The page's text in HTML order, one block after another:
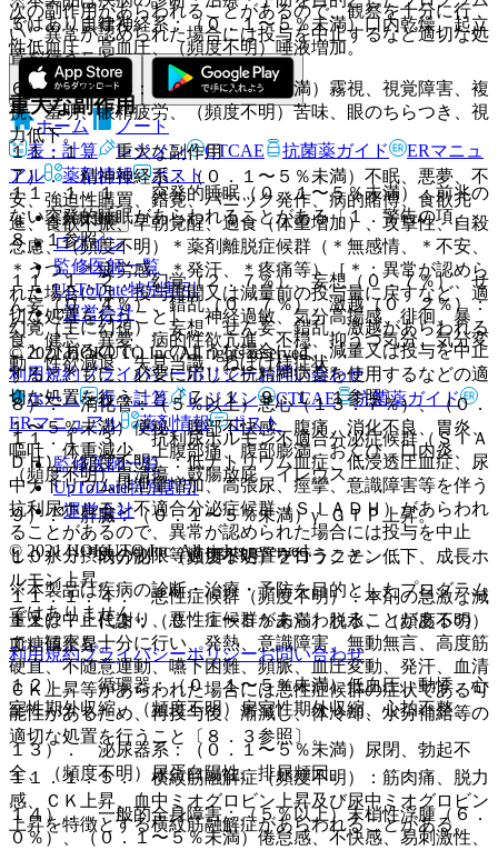
５）． 自律神経系：（０．１〜５％未満）口内乾燥、起立
性低血圧、高血圧、（頻度不明）唾液増加。
６）． 感覚器：（０．１〜５％未満）霧視、視覚障害、複
視、羞明、眼精疲労、（頻度不明）苦味、眼のちらつき、視
力低下。
７）． 精神神経系：（０．１〜５％未満）不眠、悪夢、不
安、強迫性購買、錯覚、パニック発作、病的賭博、食欲亢
進、食欲不振、早朝覚醒、過食（体重増加）、攻撃性、自殺
念慮、（頻度不明）＊薬剤離脱症候群（＊無感情、＊不安、
＊うつ、＊疲労感、＊発汗、＊疼痛等）［＊：異常が認めら
れた場合には、投与再開又は減量前の投与量に戻すなど、適
切な処置を行うこと］、神経過敏、気分高揚感、徘徊、暴
食、健忘、異夢、病的性欲亢進、不穏、抑うつ気分、気分変
動、性欲減退、失見当識、ねぼけ様症状。
８）． 消化管：（５％以上）悪心（１３．７％）、（０．
１〜５％未満）便秘、腹部不快感、腹痛、消化不良、胃炎、
嘔吐、体重減少、上腹部痛、腹部膨満、おくび、口内炎、
（頻度不明）胃潰瘍、鼓腸放屁、イレウス。
９）． 肝臓：（０．１〜５％未満）γ−ＧＴＰ上昇。
１０）． 内分泌：（頻度不明）プロラクチン低下、成長ホ
ルモン上昇。
１１）． 代謝：（０．１〜５％未満）脱水、（頻度不明）
血糖値上昇。
１２）． 循環器：（０．１〜５％未満）低血圧、動悸、心
室性期外収縮、（頻度不明）房室性期外収縮、心拍不整。
１３）． 泌尿器系：（０．１〜５％未満）尿閉、勃起不
全、（頻度不明）尿蛋白陽性、排尿頻回。
１４）． 一般的全身障害：（５％以上）末梢性浮腫（６．
０％）、（０．１〜５％未満）倦怠感、不快感、易刺激性、
次の副作用があらわれることがあるので、観察を十分に行
い、異常が認められた場合には投与を中止するなど適切な処
置を行うこと。
重大な副作用
１１．１． 重大な副作用
１１．１．１． 突発的睡眠（０．１〜５％未満）：前兆の
ない突発的睡眠があらわれることがある〔１．警告の項、
８．１参照〕。
１１．１．２． 幻覚（２．７％）、妄想（０．７％）、せ
ん妄（０．４％）、錯乱（０．７％）、激越（０．２％）：
幻覚（主に幻視）、妄想、せん妄、錯乱、激越があらわれる
ことがあるので、このような場合には、減量又は投与を中止
するとともに、必要に応じて抗精神病薬を使用するなどの適
切な処置を行うこと〔７．１、９．１．１参照〕。
１１．１．３． 抗利尿ホルモン不適合分泌症候群（ＳＩＡ
ＤＨ）（頻度不明）：低ナトリウム血症、低浸透圧血症、尿
中ナトリウム排泄量増加、高張尿、痙攣、意識障害等を伴う
抗利尿ホルモン不適合分泌症候群（ＳＩＡＤＨ）があらわれ
ることがあるので、異常が認められた場合には投与を中止
し、水分摂取の制限等適切な処置を行うこと。
１１．１．４． 悪性症候群（頻度不明）：本剤の急激な減
量又は中止により、悪性症候群があらわれることがあるの
で、観察を十分に行い、発熱、意識障害、無動無言、高度筋
硬直、不随意運動、嚥下困難、頻脈、血圧変動、発汗、血清
ＣＫ上昇等があらわれた場合には悪性症候群の症状である可
能性があるため、再投与後、漸減し、体冷却、水分補給等の
適切な処置を行うこと〔８．３参照〕。
１１．１．５． 横紋筋融解症（頻度不明）：筋肉痛、脱力
感、ＣＫ上昇、血中ミオグロビン上昇及び尿中ミオグロビン
上昇を特徴とする横紋筋融解症があらわれることがある。
ではありません。
ホーム
ノート
表・計算
レジメン CTCAE 抗菌薬ガイド
ERマニュ
アル
薬剤情報 ポスト
新規登録
ログイン
監修医師一覧
UpToDate特別割引
運営会社
© 2021 HOKUTO Inc. All rights reserved.
利用規約プライバシーポリシーお問い合わせ
ホーム
表・計算 レジメン CTCAE
抗菌薬ガイド
ERマニュアル
薬剤情報 ポスト
監修医師一覧
UpToDate特別割引
運営会社
© 2021 HOKUTO Inc. All rights reserved.
※本製品は疾病の診断・治療・予防を目的としたプログラム
ではありません。
利用規約プライバシーポリシーお問い合わせ